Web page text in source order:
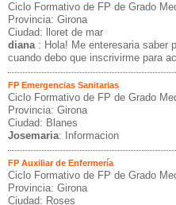
Ciclo Formativo de FP de Grado
Provincia: Girona
Ciudad: lloret de mar
diana : Hola! Me enteresaria saber
cuando debo que inscrivirme para
FP Emergencias Sanitarias
Ciclo Formativo de FP de Grado
Provincia: Girona
Ciudad: Blanes
Josemaria: Informacion
FP Auxiliar de Enfermería
Ciclo Formativo de FP de Grado
Provincia: Girona
Ciudad: Roses